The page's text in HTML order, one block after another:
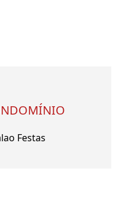
Festas